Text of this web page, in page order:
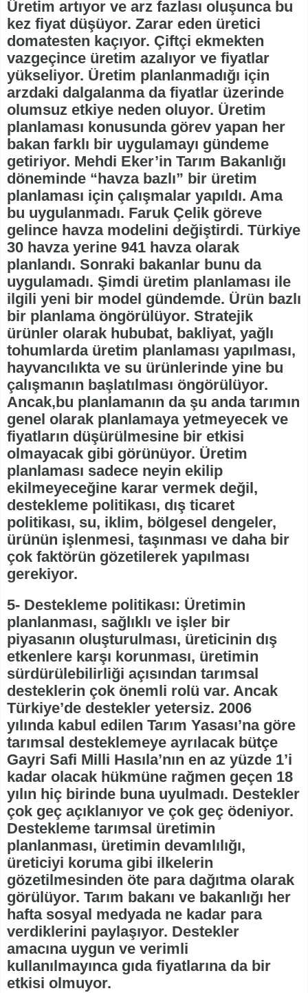
Üretim artıyor ve arz fazlası oluşunca bu
kez fiyat düşüyor. Zarar eden üretici
domatesten kaçıyor. Çiftçi ekmekten
vazgeçince üretim azalıyor ve fiyatlar
yükseliyor. Üretim planlanmadığı için
arzdaki dalgalanma da fiyatlar üzerinde
olumsuz etkiye neden oluyor. Üretim
planlaması konusunda görev yapan her
bakan farklı bir uygulamayı gündeme
getiriyor. Mehdi Eker’in Tarım Bakanlığı
döneminde “havza bazlı” bir üretim
planlaması için çalışmalar yapıldı. Ama
bu uygulanmadı. Faruk Çelik göreve
gelince havza modelini değiştirdi. Türkiye
30 havza yerine 941 havza olarak
planlandı. Sonraki bakanlar bunu da
uygulamadı. Şimdi üretim planlaması ile
ilgili yeni bir model gündemde. Ürün bazlı
bir planlama öngörülüyor. Stratejik
ürünler olarak hububat, bakliyat, yağlı
tohumlarda üretim planlaması yapılması,
hayvancılıkta ve su ürünlerinde yine bu
çalışmanın başlatılması öngörülüyor.
Ancak,bu planlamanın da şu anda tarımın
genel olarak planlamaya yetmeyecek ve
fiyatların düşürülmesine bir etkisi
olmayacak gibi görünüyor. Üretim
planlaması sadece neyin ekilip
ekilmeyeceğine karar vermek değil,
destekleme politikası, dış ticaret
politikası, su, iklim, bölgesel dengeler,
ürünün işlenmesi, taşınması ve daha bir
çok faktörün gözetilerek yapılması
gerekiyor.
5- Destekleme politikası: Üretimin
planlanması, sağlıklı ve işler bir
piyasanın oluşturulması, üreticinin dış
etkenlere karşı korunması, üretimin
sürdürülebilirliği açısından tarımsal
desteklerin çok önemli rolü var. Ancak
Türkiye’de destekler yetersiz. 2006
yılında kabul edilen Tarım Yasası’na göre
tarımsal desteklemeye ayrılacak bütçe
Gayri Safi Milli Hasıla’nın en az yüzde 1’i
kadar olacak hükmüne rağmen geçen 18
yılın hiç birinde buna uyulmadı. Destekler
çok geç açıklanıyor ve çok geç ödeniyor.
Destekleme tarımsal üretimin
planlanması, üretimin devamlılığı,
üreticiyi koruma gibi ilkelerin
gözetilmesinden öte para dağıtma olarak
görülüyor. Tarım bakanı ve bakanlığı her
hafta sosyal medyada ne kadar para
verdiklerini paylaşıyor. Destekler
amacına uygun ve verimli
kullanılmayınca gıda fiyatlarına da bir
etkisi olmuyor.